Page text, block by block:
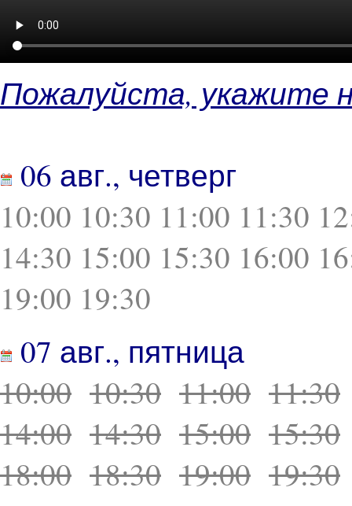
Пожалуйста, укажите
06 авг., четверг
10:00 10:30 11:00 11:30
14:30 15:00 15:30 16:00
19:00 19:30
07 авг., пятница
10:00 10:30 11:00 11:30
14:00 14:30 15:00 15:30
18:00 18:30 19:00 19:30